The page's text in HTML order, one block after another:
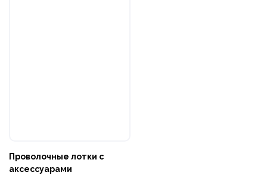
Проволочные лотки с
аксессуарами